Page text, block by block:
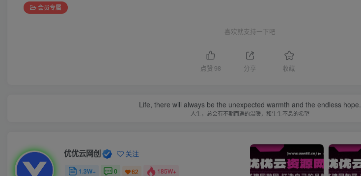
会员专属
喜欢就支持一下吧
点赞 98 分享 收藏
Life, there will always be the unexpected warmth and the endless hope.
人生，总会有不期而遇的温暖，和生生不息的希望
优优云网创 关注
1.3W+ 0 62 185W+